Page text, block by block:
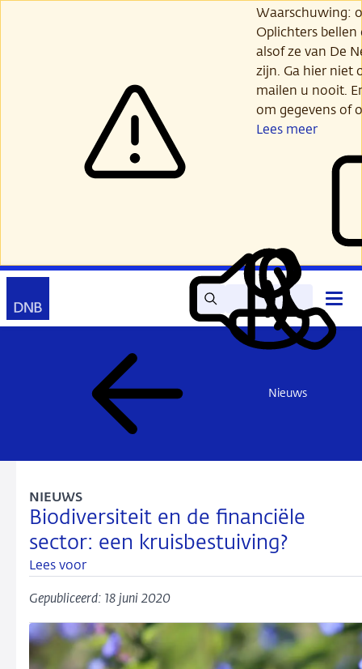
Waarschuwing:
Oplichters
alsof ze van De
zijn. Ga hier niet
mailen u nooit.
om gegevens of
Lees meer
Zoek Lees
voor
Mijn
DNB
Contact
Nieuws
Biodiversiteit en de financiële
sector: een kruisbestuiving?
NIEUWS
Lees voor
Gepubliceerd: 18 juni 2020